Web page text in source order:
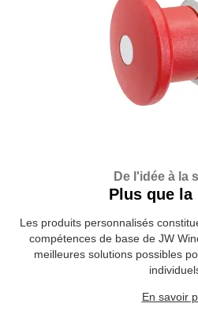
De l'idée à la
Plus que la
Les produits personnalisés
compétences de base de JW
meilleures solutions possibles
En savoir